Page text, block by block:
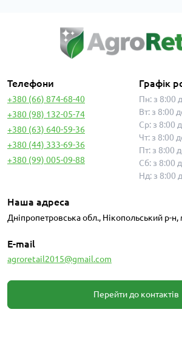
Телефони
+380 (66) 874-68-40
+380 (98) 132-05-74
+380 (63) 640-59-36
+380 (44) 333-69-36
+380 (99) 005-09-88
Графік
Пн: з 8:00
Вт: з 8:00
Ср: з 8:00
Чт: з 8:00
Пт: з 8:00
Сб: з 8:00
Нд: з 8:00
Наша адреса
Дніпропетровська обл., Нікопольський р-н,
E-mail
agroretail2015@gmail.com
Перейти до контактів